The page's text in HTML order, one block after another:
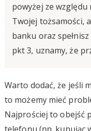
powyżej ze
Twojej tożsamości,
banku oraz
pkt 3, uznamy, że
Warto dodać, że jeśli
to możemy mieć
Najprościej to obejść